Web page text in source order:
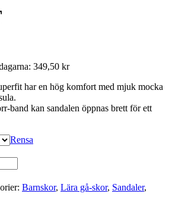
349,50 kr
har en hög komfort med mjuk mocka
band kan sandalen öppnas brett för ett
Rensa
Barnskor, Lära gå-skor, Sandaler,